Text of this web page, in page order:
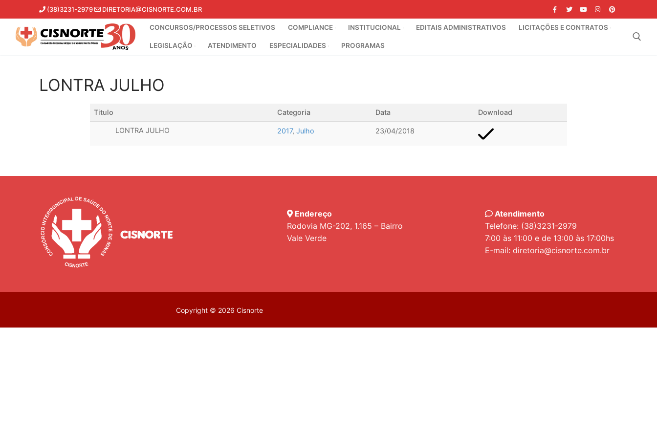
para
conteúdo
(38)3231-2979 DIRETORIA@CISNORTE.COM.BR
CONCURSOS/PROCESSOS SELETIVOS COMPLIANCE INSTITUCIONAL EDITAIS ADMINISTRATIVOS LICITAÇÕES E CONTRATOS
LEGISLAÇÃO ATENDIMENTO ESPECIALIDADES PROGRAMAS
LONTRA JULHO
Titulo Categoria Data Download
LONTRA JULHO 2017, Julho 23/04/2018
Endereço
Rodovia MG-202, 1.165 – Bairro
Vale Verde
Atendimento
Telefone: (38)3231-2979
7:00 às 11:00 e de 13:00 às 17:00hs
E-mail: diretoria@cisnorte.com.br
Copyright © 2026 Cisnorte